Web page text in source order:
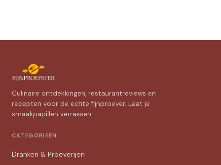
Culinaire ontdekkingen, restaurantreviews en
recepten voor de echte fijnproever. Laat je
smaakpapillen verrassen.
CATEGORIEËN
Dranken & Proeverijen